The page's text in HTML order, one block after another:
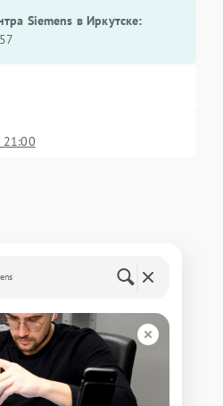
Siemens в Иркутске:
21:00